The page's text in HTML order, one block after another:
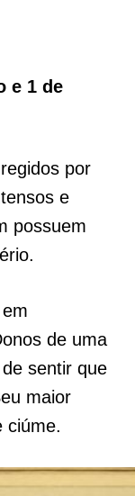
e 1 de
por
e
possuem
de uma
sentir que
maior
ciúme.